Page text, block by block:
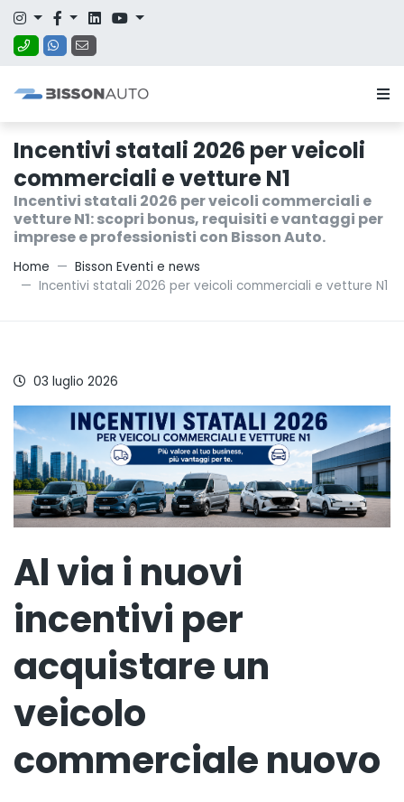
Incentivi statali 2026 per veicoli
commerciali e vetture N1
Incentivi statali 2026 per veicoli commerciali e
vetture N1: scopri bonus, requisiti e vantaggi per
imprese e professionisti con Bisson Auto.
Home
Bisson Eventi e news
Incentivi statali 2026 per veicoli commerciali e vetture N1
03 luglio 2026
Al via i nuovi
incentivi per
acquistare un
veicolo
commerciale nuovo